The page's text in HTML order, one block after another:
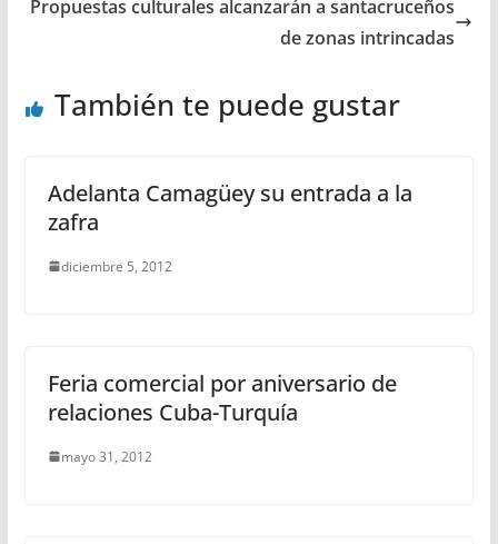
Propuestas culturales alcanzarán a santacruceños
de zonas intrincadas
También te puede gustar
Adelanta Camagüey su entrada a la
zafra
diciembre 5, 2012
Feria comercial por aniversario de
relaciones Cuba-Turquía
mayo 31, 2012